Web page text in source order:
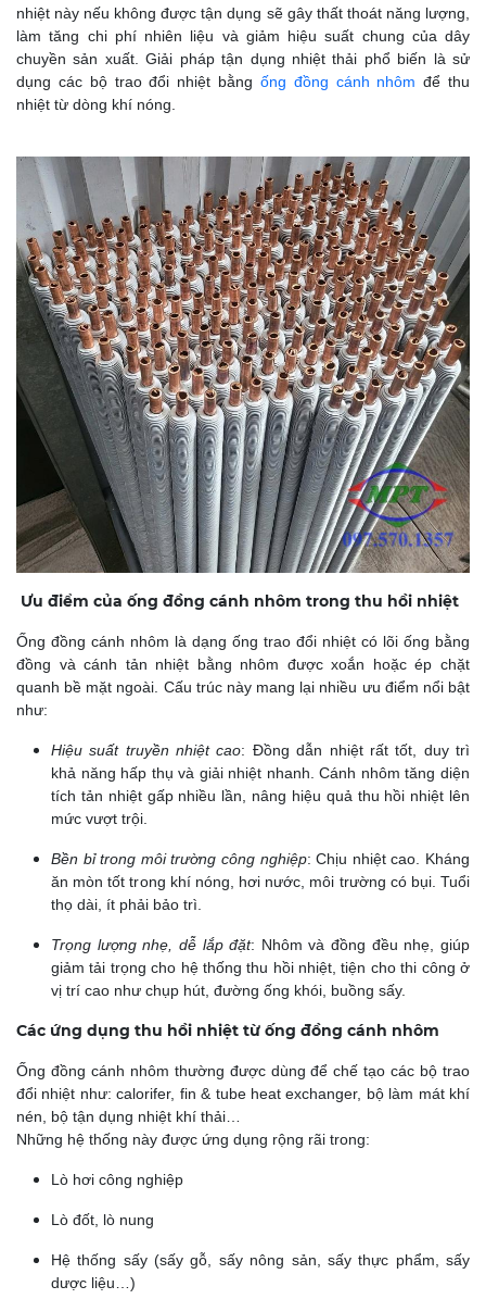
nhiệt này nếu không được tận dụng sẽ gây thất thoát năng lượng,
làm tăng chi phí nhiên liệu và giảm hiệu suất chung của dây
chuyền sản xuất. Giải pháp tận dụng nhiệt thải phổ biến là sử
dụng các bộ trao đổi nhiệt bằng ống đồng cánh nhôm để thu
nhiệt từ dòng khí nóng.
Ưu điểm của ống đồng cánh nhôm trong thu hồi nhiệt
Ống đồng cánh nhôm là dạng ống trao đổi nhiệt có lõi ống bằng
đồng và cánh tản nhiệt bằng nhôm được xoắn hoặc ép chặt
quanh bề mặt ngoài. Cấu trúc này mang lại nhiều ưu điểm nổi bật
như:
Hiệu suất truyền nhiệt cao: Đồng dẫn nhiệt rất tốt, duy trì
khả năng hấp thụ và giải nhiệt nhanh. Cánh nhôm tăng diện
tích tản nhiệt gấp nhiều lần, nâng hiệu quả thu hồi nhiệt lên
mức vượt trội.
Bền bỉ trong môi trường công nghiệp: Chịu nhiệt cao. Kháng
ăn mòn tốt trong khí nóng, hơi nước, môi trường có bụi. Tuổi
thọ dài, ít phải bảo trì.
Trọng lượng nhẹ, dễ lắp đặt: Nhôm và đồng đều nhẹ, giúp
giảm tải trọng cho hệ thống thu hồi nhiệt, tiện cho thi công ở
vị trí cao như chụp hút, đường ống khói, buồng sấy.
Các ứng dụng thu hồi nhiệt từ ống đồng cánh nhôm
Ống đồng cánh nhôm thường được dùng để chế tạo các bộ trao
đổi nhiệt như: calorifer, fin & tube heat exchanger, bộ làm mát khí
nén, bộ tận dụng nhiệt khí thải…
Những hệ thống này được ứng dụng rộng rãi trong:
Lò hơi công nghiệp
Lò đốt, lò nung
Hệ thống sấy (sấy gỗ, sấy nông sản, sấy thực phẩm, sấy
dược liệu…)